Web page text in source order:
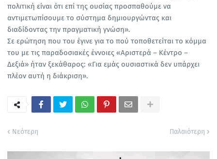
πολιτική είναι ότι επί της ουσίας προσπαθούμε να
αντιμετωπίσουμε το σύστημα δημιουργώντας και
διαδίδοντας την πραγματική γνώση».
Σε ερώτηση που του έγινε για το πού τοποθετείται το κόμμα
του με τις παραδοσιακές έννοιες «Αριστερά – Κέντρο –
Δεξιά» ήταν ξεκάθαρος: «Για εμάς ουσιαστικά δεν υπάρχει
πλέον αυτή η διάκριση».
Νεότερη Παλαιότερη